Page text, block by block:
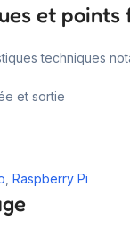
et points
techniques
et sortie
Raspberry Pi